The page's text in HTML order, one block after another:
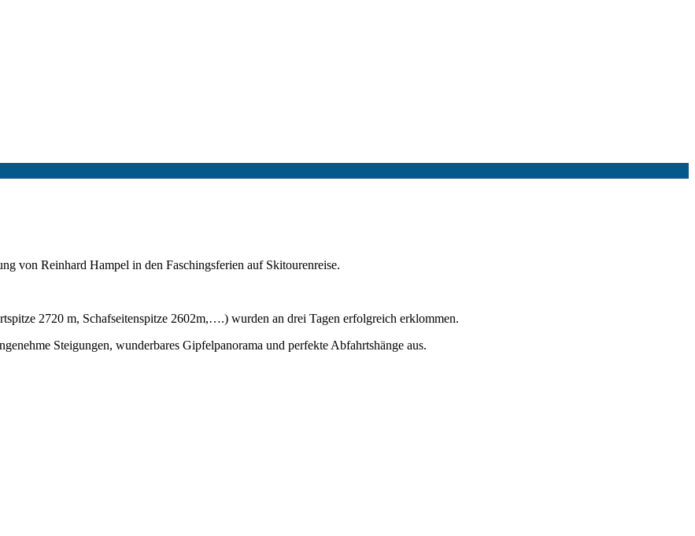
von Reinhard Hampel in den Faschingsferien auf Skitourenreise.
2720 m, Schafseitenspitze 2602m,….) wurden an drei Tagen erfolgreich erklommen.
Steigungen, wunderbares Gipfelpanorama und perfekte Abfahrtshänge aus.